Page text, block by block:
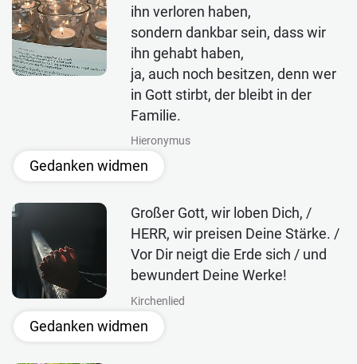
ihn verloren haben,
sondern dankbar sein, dass wir
ihn gehabt haben,
ja, auch noch besitzen, denn wer
in Gott stirbt, der bleibt in der
Familie.
Hieronymus
Gedanken widmen
Großer Gott, wir loben Dich, /
HERR, wir preisen Deine Stärke. /
Vor Dir neigt die Erde sich / und
bewundert Deine Werke!
Kirchenlied
Gedanken widmen